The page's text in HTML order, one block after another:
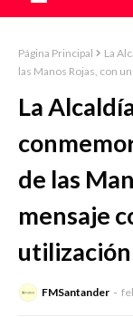
Página Principal
La
las Manos Rojas, con
La
de las
mensaje
FMSantander